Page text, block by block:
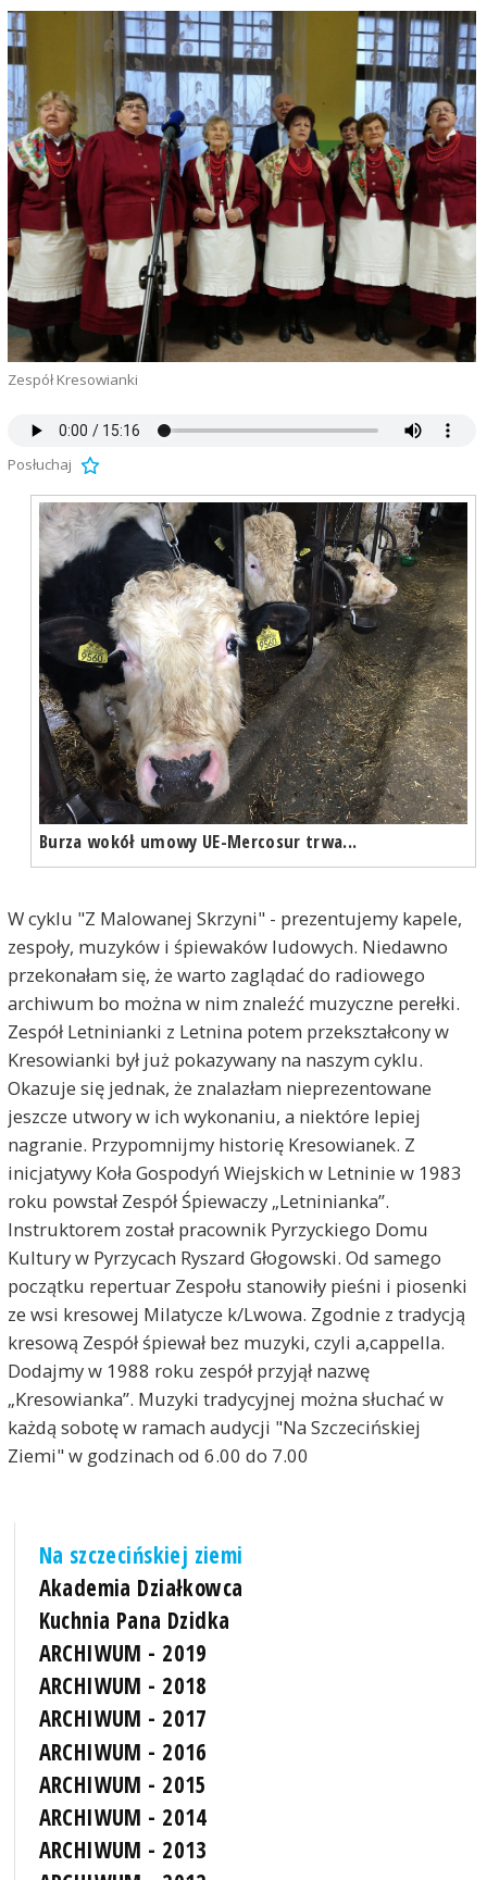
Zespół Kresowianki
Posłuchaj
Burza wokół umowy UE-Mercosur trwa...
W cyklu "Z Malowanej Skrzyni" - prezentujemy kapele,
zespoły, muzyków i śpiewaków ludowych. Niedawno
przekonałam się, że warto zaglądać do radiowego
archiwum bo można w nim znaleźć muzyczne perełki.
Zespół Letninianki z Letnina potem przekształcony w
Kresowianki był już pokazywany na naszym cyklu.
Okazuje się jednak, że znalazłam nieprezentowane
jeszcze utwory w ich wykonaniu, a niektóre lepiej
nagranie. Przypomnijmy historię Kresowianek. Z
inicjatywy Koła Gospodyń Wiejskich w Letninie w 1983
roku powstał Zespół Śpiewaczy „Letninianka”.
Instruktorem został pracownik Pyrzyckiego Domu
Kultury w Pyrzycach Ryszard Głogowski. Od samego
początku repertuar Zespołu stanowiły pieśni i piosenki
ze wsi kresowej Milatycze k/Lwowa. Zgodnie z tradycją
kresową Zespół śpiewał bez muzyki, czyli a,cappella.
Dodajmy w 1988 roku zespół przyjął nazwę
„Kresowianka”. Muzyki tradycyjnej można słuchać w
każdą sobotę w ramach audycji "Na Szczecińskiej
Ziemi" w godzinach od 6.00 do 7.00
Na szczecińskiej ziemi
Akademia Działkowca
Kuchnia Pana Dzidka
ARCHIWUM - 2019
ARCHIWUM - 2018
ARCHIWUM - 2017
ARCHIWUM - 2016
ARCHIWUM - 2015
ARCHIWUM - 2014
ARCHIWUM - 2013